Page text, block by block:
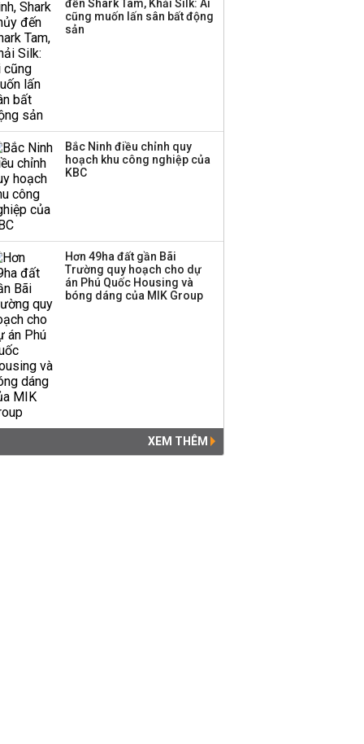
đến Shark Tam, Khải Silk: Ai
cũng muốn lấn sân bất động
sản
Bắc Ninh điều chỉnh quy
hoạch khu công nghiệp của
KBC
Hơn 49ha đất gần Bãi
Trường quy hoạch cho dự
án Phú Quốc Housing và
bóng dáng của MIK Group
XEM THÊM